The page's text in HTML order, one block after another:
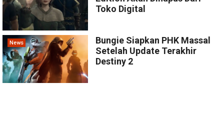
Toko Digital
News
Bungie Siapkan PHK Massal
Setelah Update Terakhir
Destiny 2